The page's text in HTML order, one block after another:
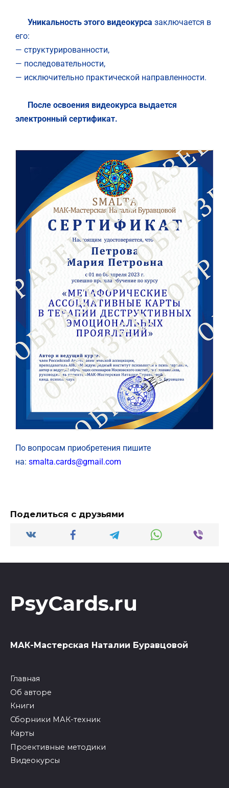
Уникальность этого видеокурса заключается в
его:
— структурированности,
— последовательности,
— исключительно практической направленности.
После освоения видеокурса выдается
электронный сертификат.
По вопросам приобретения пишите
на: smalta.cards@gmail.com
Поделиться с друзьями
PsyCards.ru
МАК-Мастерская Наталии Буравцовой
Главная
Об авторе
Книги
Сборники МАК-техник
Карты
Проективные методики
Видеокурсы